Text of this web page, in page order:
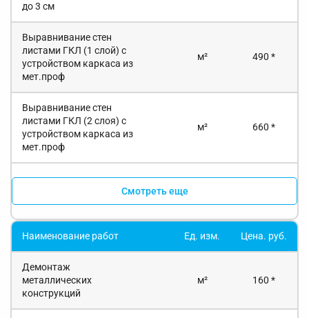
до 3 см
Выравнивание стен
листами ГКЛ (1 слой) с
устройством каркаса из
мет.проф
м² 490 *
Выравнивание стен
листами ГКЛ (2 слоя) с
устройством каркаса из
мет.проф
м² 660 *
Смотреть еще
Наименование работ Ед. изм. Цена. руб.
Демонтаж
металлических
конструкций
м² 160 *